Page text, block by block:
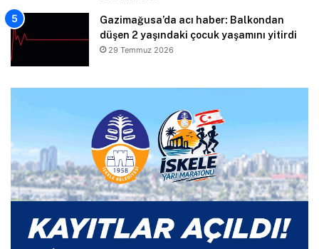
Gazimağusa’da acı haber: Balkondan
düşen 2 yaşındaki çocuk yaşamını yitirdi
29 Temmuz 2026